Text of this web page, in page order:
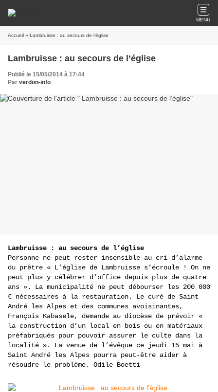
MENU
Accueil » Lambruisse : au secours de l’église
Lambruisse : au secours de l’église
Publié le 15/05/2014 à 17:44
Par verdon-info
Lambruisse : au secours de l’église
Personne ne peut rester insensible au cri d’alarme
du prêtre « L’église de Lambruisse s’écroule ! On ne
peut plus y célébrer d’office depuis plus de quatre
ans ». La municipalité ne peut débourser les 200 000
€ nécessaires à la restauration. Le curé de Saint
André les Alpes et des communes avoisinantes,
François Kabasele, demande au diocèse de prévoir «
la construction d’un local en bois ou en matériaux
préfabriqués pour pouvoir assurer le culte dans la
localité ». La venue de l’évêque ce jeudi 15 mai à
Saint André les Alpes pourra peut-être aider à
résoudre le problème. Odile Boetti